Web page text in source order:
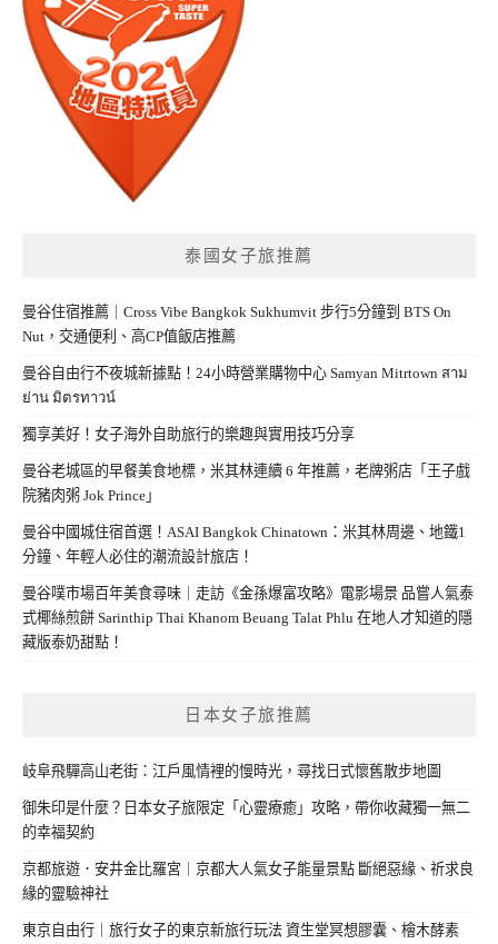
泰國女子旅推薦
曼谷住宿推薦｜Cross Vibe Bangkok Sukhumvit 步行5分鐘到 BTS On
Nut，交通便利、高CP值飯店推薦
曼谷自由行不夜城新據點！24小時營業購物中心 Samyan Mitrtown สาม
ย่าน มิตรทาวน์
獨享美好！女子海外自助旅行的樂趣與實用技巧分享
曼谷老城區的早餐美食地標，米其林連續 6 年推薦，老牌粥店「王子戲
院豬肉粥 Jok Prince」
曼谷中國城住宿首選！ASAI Bangkok Chinatown：米其林周邊、地鐵1
分鐘、年輕人必住的潮流設計旅店！
曼谷噗市場百年美食尋味｜走訪《金孫爆富攻略》電影場景 品嘗人氣泰
式椰絲煎餅 Sarinthip Thai Khanom Beuang Talat Phlu 在地人才知道的隱
藏版泰奶甜點！
日本女子旅推薦
岐阜飛驒高山老街：江戶風情裡的慢時光，尋找日式懷舊散步地圖
御朱印是什麼？日本女子旅限定「心靈療癒」攻略，帶你收藏獨一無二
的幸福契約
京都旅遊．安井金比羅宮｜京都大人氣女子能量景點 斷絕惡緣、祈求良
緣的靈驗神社
東京自由行｜旅行女子的東京新旅行玩法 資生堂冥想膠囊、檜木酵素